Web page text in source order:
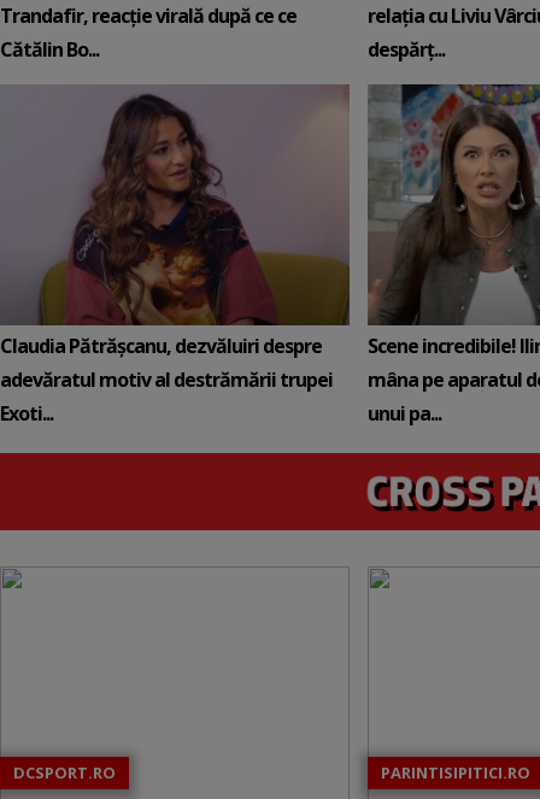
Trandafir, reacție virală după ce ce
Cătălin Bo...
relația cu Liviu
despărț...
Claudia Pătrășcanu, dezvăluiri despre
adevăratul motiv al destrămării trupei
Exoti...
Scene incredibile!
mâna pe aparatul
unui pa...
DCSPORT.RO PARINTISIPITICI.RO